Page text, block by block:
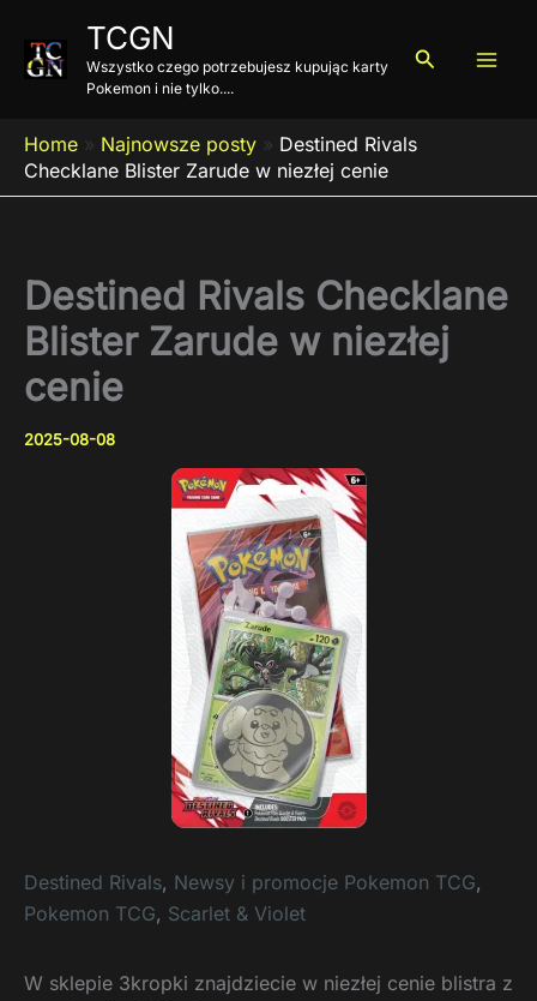
treści
TCGN
Wszystko czego potrzebujesz kupując karty
Pokemon i nie tylko....
Szukaj
Home » Najnowsze posty » Destined Rivals
Checklane Blister Zarude w niezłej cenie
Destined Rivals Checklane
Blister Zarude w niezłej
cenie
2025-08-08
Destined Rivals, Newsy i promocje Pokemon TCG,
Pokemon TCG, Scarlet & Violet
W sklepie 3kropki znajdziecie w niezłej cenie blistra z